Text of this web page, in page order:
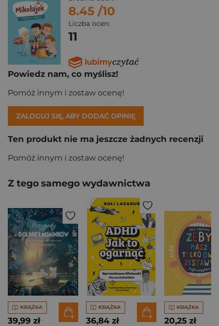
8.45 /10
Liczba ocen:
11
Powiedz nam, co myślisz!
Pomóż innym i zostaw ocenę!
ZALOGUJ SIĘ, ABY DODAĆ OPINIĘ
Ten produkt nie ma jeszcze żadnych recenzji
Pomóż innym i zostaw ocenę!
Z tego samego wydawnictwa
KSIĄŻKA
39,99 zł
KSIĄŻKA
36,84 zł
KSIĄŻKA
20,25 zł